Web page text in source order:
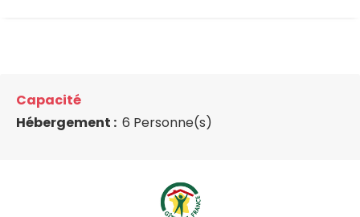
Capacité
Hébergement : 6 Personne(s)